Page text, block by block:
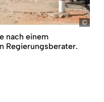
nach einem
Regierungsberater.